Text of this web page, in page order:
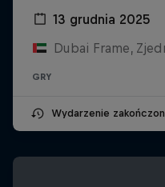
13 grudnia 2025
Dubai Frame,
GRY
Wydarzenie